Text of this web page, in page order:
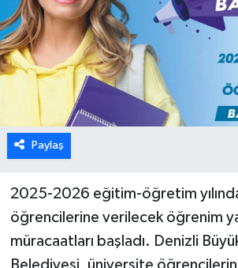
Paylaş
2025-2026 eğitim-öğretim
öğrencilerine verilecek öğrenim
müracaatları başladı. Denizli